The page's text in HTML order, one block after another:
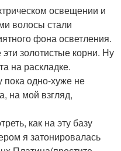
освещении и
волосы стали
фона осветления.
золотистые корни. Ну
на раскладке.
пока одно-хуже не
на мой взгляд,
как на эту базу
я затонировалась